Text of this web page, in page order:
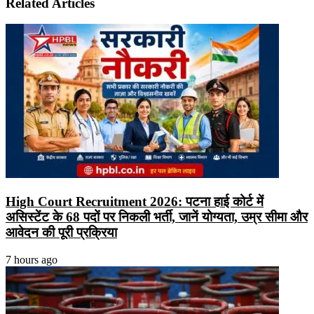
High Court Recruitment 2026: पटना हाई कोर्ट में
असिस्टेंट के 68 पदों पर निकली भर्ती, जानें योग्यता, उम्र सीमा और
आवेदन की पूरी प्रक्रिया
7 hours ago